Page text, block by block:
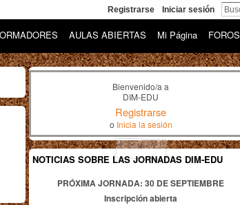
Registrarse Iniciar sesión
AULAS ABIERTAS Mi Página FOROS
Bienvenido/a a
DIM-EDU
Registrarse
o Inicia la sesión
NOTICIAS SOBRE LAS JORNADAS DIM-EDU
PRÓXIMA JORNADA: 30 DE SEPTIEMBRE
Inscripción abierta